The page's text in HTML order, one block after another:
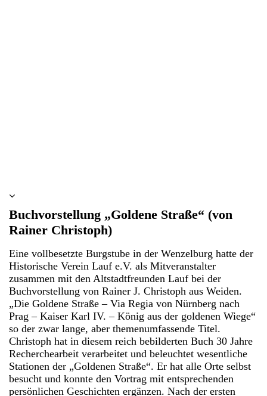
Buchvorstellung „Goldene Straße“ (von
Rainer Christoph)
Eine vollbesetzte Burgstube in der Wenzelburg hatte der
Historische Verein Lauf e.V. als Mitveranstalter
zusammen mit den Altstadtfreunden Lauf bei der
Buchvorstellung von Rainer J. Christoph aus Weiden.
„Die Goldene Straße – Via Regia von Nürnberg nach
Prag – Kaiser Karl IV. – König aus der goldenen Wiege“
so der zwar lange, aber themenumfassende Titel.
Christoph hat in diesem reich bebilderten Buch 30 Jahre
Recherchearbeit verarbeitet und beleuchtet wesentliche
Stationen der „Goldenen Straße“. Er hat alle Orte selbst
besucht und konnte den Vortrag mit entsprechenden
persönlichen Geschichten ergänzen. Nach der ersten